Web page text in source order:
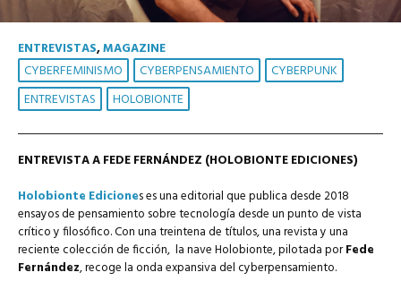
ENTREVISTAS,MAGAZINE
CYBERFEMINISMO CYBERPENSAMIENTO
CYBERPUNK
ENTREVISTAS
HOLOBIONTE
ENTREVISTA A FEDE FERNÁNDEZ (HOLOBIONTE EDICIONES)
Holobionte Ediciones es una editorial que publica desde 2018
ensayos de pensamiento sobre tecnología desde un punto de vista
crítico y filosófico. Con una treintena de títulos, una revista y una
reciente colección de ficción, la nave Holobionte, pilotada porFede
Fernández, recoge la onda expansiva del cyberpensamiento.